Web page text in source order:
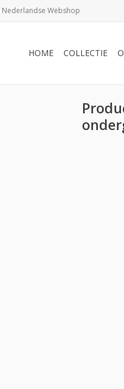
Nederlandse Webshop
HOME COLLECTIE